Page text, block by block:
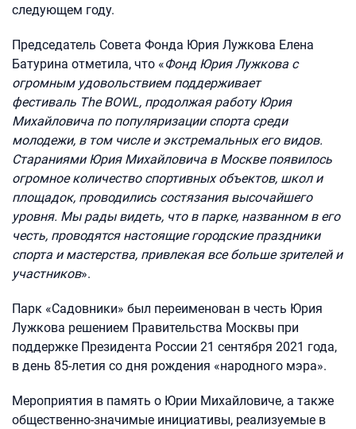
следующем году.
Председатель Совета Фонда Юрия Лужкова Елена
Батурина отметила, что «Фонд Юрия Лужкова с
огромным удовольствием поддерживает
фестиваль The BOWL, продолжая работу Юрия
Михайловича по популяризации спорта среди
молодежи, в том числе и экстремальных его видов.
Стараниями Юрия Михайловича в Москве появилось
огромное количество спортивных объектов, школ и
площадок, проводились состязания высочайшего
уровня. Мы рады видеть, что в парке, названном в его
честь, проводятся настоящие городские праздники
спорта и мастерства, привлекая все больше зрителей и
участников».
Парк «Садовники» был переименован в честь Юрия
Лужкова решением Правительства Москвы при
поддержке Президента России 21 сентября 2021 года,
в день 85-летия со дня рождения «народного мэра».
Мероприятия в память о Юрии Михайловиче, а также
общественно-значимые инициативы, реализуемые в